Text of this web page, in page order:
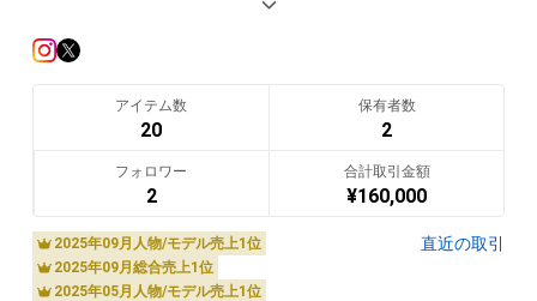
SUPER GT2019 Arnage Lovely Cats
SUPER GT2018 EXEDY Racing Girls
アイテム数
20
保有者数
2
フォロワー
2
合計取引金額
¥160,000
2025年09月人物/モデル売上1位
2025年09月総合売上1位
2025年05月人物/モデル売上1位
直近の取引